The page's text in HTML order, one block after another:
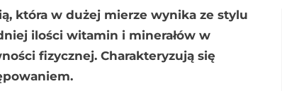
która w dużej mierze wynika ze stylu
ilości witamin i minerałów w
fizycznej. Charakteryzują się